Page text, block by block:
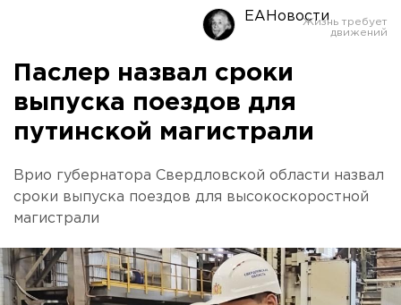
Оренбург
ЕАНовости
Паслер назвал сроки
выпуска поездов для
путинской магистрали
Врио губернатора Свердловской области назвал
сроки выпуска поездов для высокоскоростной
магистрали